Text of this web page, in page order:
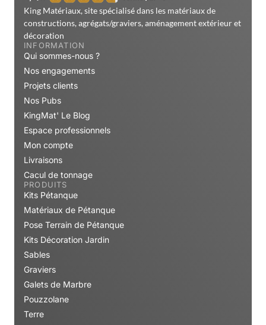
King Matériaux, site spécialisé dans les matériaux de
constructions, agrégats/graviers, aménagement extérieur et
décoration
INFORMATION
Qui sommes-nous ?
Nos engagements
Projets clients
Nos Pubs
KingMat' Le Blog
Espace professionnels
Mon compte
Livraisons
Cacul de tonnage
PRODUITS
Kits Pétanque
Matériaux de Pétanque
Pose Terrain de Pétanque
Kits Décoration Jardin
Sables
Graviers
Galets de Marbre
Pouzzolane
Terre